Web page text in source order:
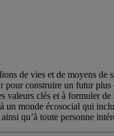
de vies et de moyens de
pour construire un futur
valeurs clés et à formuler
un monde écosocial qui
qu’à toute personne